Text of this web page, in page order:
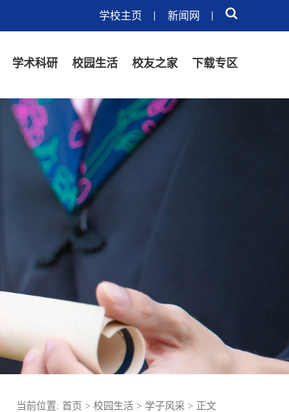
学校主页 新闻网
学术科研 校园生活 校友之家 下载专区
当前位置: 首页 > 校园生活 > 学子风采 > 正文